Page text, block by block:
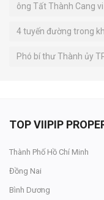
ông Tất Thành Cang
4 tuyến đường trong
Phó bí thư Thành ủy
TOP VIIPIP
Thành Phố Hồ Chí Minh
Đồng Nai
Bình Dương